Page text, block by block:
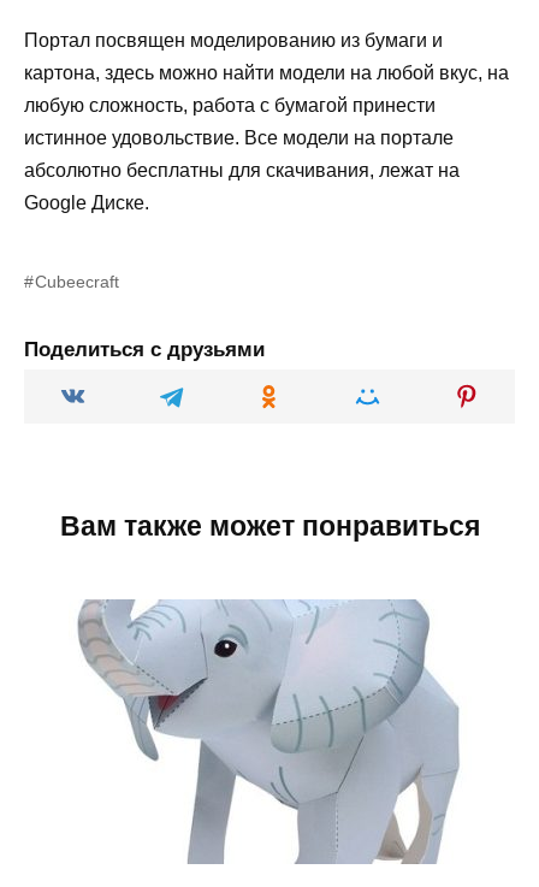
Портал посвящен моделированию из бумаги и
картона, здесь можно найти модели на любой вкус, на
любую сложность, работа с бумагой принести
истинное удовольствие. Все модели на портале
абсолютно бесплатны для скачивания, лежат на
Google Диске.
Cubeecraft
Поделиться с друзьями
Вам также может понравиться